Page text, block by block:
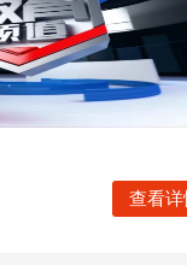
查看详